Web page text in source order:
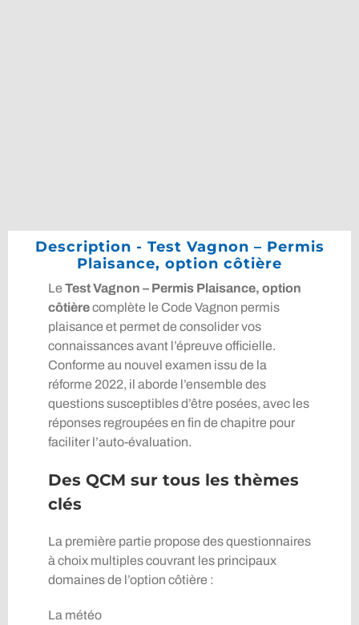
Description - Test Vagnon – Permis
Plaisance, option côtière
Le Test Vagnon – Permis Plaisance, option
côtièrecomplète le Code Vagnon permis
plaisance et permet de consolider vos
connaissances avant l’épreuve officielle.
Conforme au nouvel examen issu de la
réforme 2022, il aborde l’ensemble des
questions susceptibles d’être posées, avec les
réponses regroupées en fin de chapitre pour
faciliter l’auto-évaluation.
Des QCM sur tous les thèmes
clés
La première partie propose des questionnaires
à choix multiples couvrant les principaux
domaines de l’option côtière :
La météo